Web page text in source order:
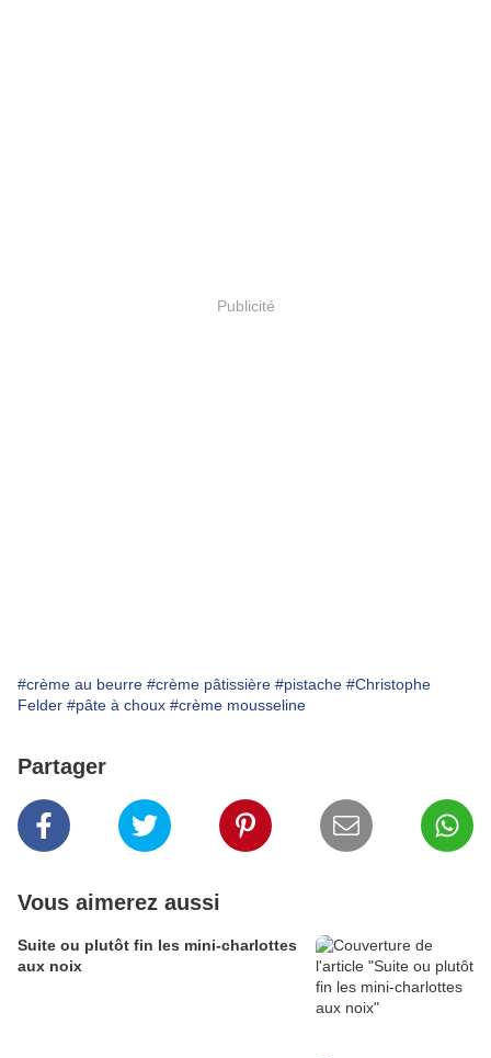
Publicité
#crème au beurre #crème pâtissière #pistache #Christophe
Felder #pâte à choux #crème mousseline
Partager
Vous aimerez aussi
Suite ou plutôt fin les mini-charlottes
aux noix